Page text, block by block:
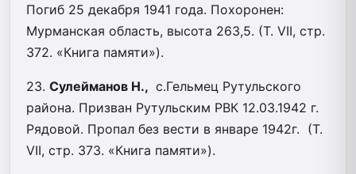
Погиб 25 декабря 1941 года. Похоронен:
Мурманская область, высота 263,5. (Т. VII, стр.
372. «Книга памяти»).
23. Сулейманов Н., с.Гельмец Рутульского
района. Призван Рутульским РВК 12.03.1942 г.
Рядовой. Пропал без вести в январе 1942г. (Т.
VII, стр. 373. «Книга памяти»).